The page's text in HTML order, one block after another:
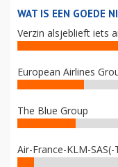
WAT IS EEN GOEDE
Verzin alsjeblieft iets
European Airlines
The Blue Group
Air-France-KLM-SAS(-